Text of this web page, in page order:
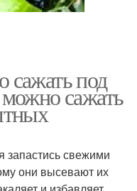
сажать под
сажать
запастись свежими
они высевают их